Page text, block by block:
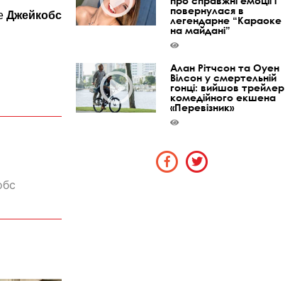
Джейкобс
повернулася в
легендарне “Караоке
на майдані”
Алан Рітчсон та Оуен
Вілсон у смертельній
гонці: вийшов трейлер
комедійного екшена
«Перевізник»